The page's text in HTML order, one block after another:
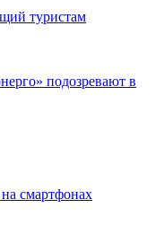
туристам
подозревают в
смартфонах